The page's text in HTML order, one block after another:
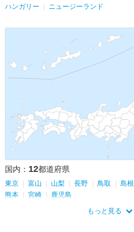
ハンガリー
ニュージーランド
国内： 12都道府県
東京 富山 山梨 長野 鳥取 島根
熊本
宮崎 鹿児島
もっと見る